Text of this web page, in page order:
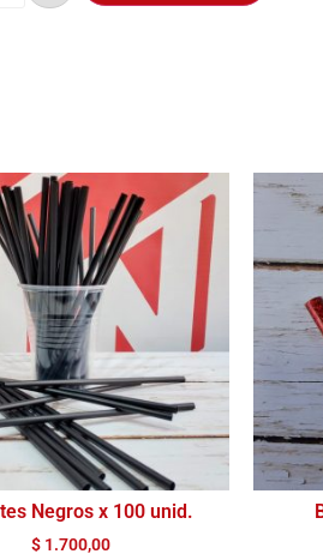
Negros x 100 unid.
$1.700,00